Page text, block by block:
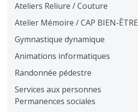
Ateliers Reliure / Couture
Atelier Mémoire / CAP BIEN-ÊTRE
Gymnastique dynamique
Animations informatiques
Randonnée pédestre
Services aux personnes
Permanences sociales